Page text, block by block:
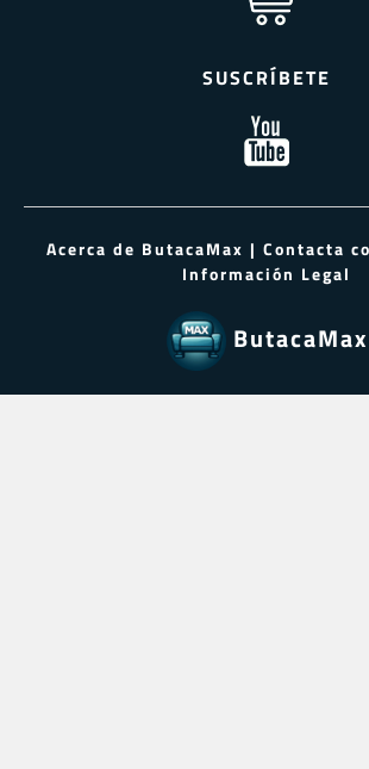
SUSCRÍBETE
Acerca de ButacaMax | Contacta
Información Legal
ButacaMax